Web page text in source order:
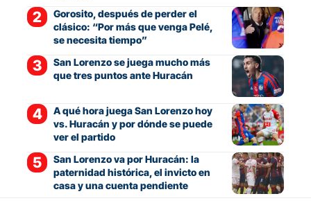
Gorosito, después de perder el
clásico: “Por más que venga Pelé,
se necesita tiempo”
San Lorenzo se juega mucho más
que tres puntos ante Huracán
A qué hora juega San Lorenzo hoy
vs. Huracán y por dónde se puede
ver el partido
San Lorenzo va por Huracán: la
paternidad histórica, el invicto en
casa y una cuenta pendiente